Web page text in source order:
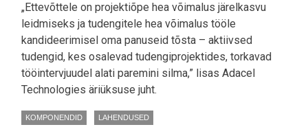
„Ettevõttele on projektiõpe hea võimalus järelkasvu
leidmiseks ja tudengitele hea võimalus tööle
kandideerimisel oma panuseid tõsta – aktiivsed
tudengid, kes osalevad tudengiprojektides, torkavad
tööintervjuudel alati paremini silma,” lisas Adacel
Technologies äriüksuse juht.
KOMPONENDID LAHENDUSED